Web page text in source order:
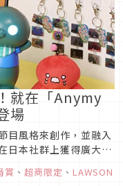
就在「Anymy
場
目風格來創作，並融入
日本社群上獲得廣大的
僅有線下快閃咖啡廳，
首次推出了一系列抽
賞 、 超商限定 、 LAWSON